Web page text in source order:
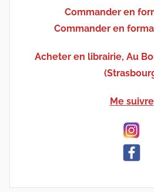
Commander en
Commander en
Acheter en librairie, Au
Me suivre